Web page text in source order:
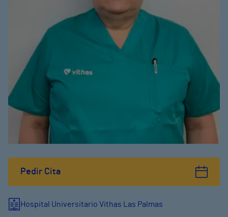
Pedir Cita
Hospital Universitario Vithas Las Palmas